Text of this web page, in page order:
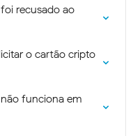
recusado ao
o cartão cripto
funciona em